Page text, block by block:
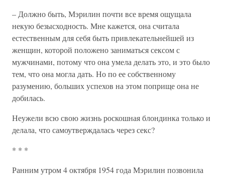
– Должно быть, Мэрилин почти все время ощущала
некую безысходность. Мне кажется, она считала
естественным для себя быть привлекательнейшей из
женщин, которой положено заниматься сексом с
мужчинами, потому что она умела делать это, и это было
тем, что она могла дать. Но по ее собственному
разумению, больших успехов на этом поприще она не
добилась.
Неужели всю свою жизнь роскошная блондинка только и
делала, что самоутверждалась через секс?
* * *
Ранним утром 4 октября 1954 года Мэрилин позвонила